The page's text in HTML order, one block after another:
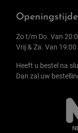
Zo t/m Do. Van
Vrij & Za. Van
Heeft u bestel na
Dan zal uw